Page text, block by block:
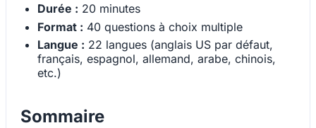
Durée : 20 minutes
Format : 40 questions à choix multiple
Langue : 22 langues (anglais US par défaut,
français, espagnol, allemand, arabe, chinois,
etc.)
Sommaire